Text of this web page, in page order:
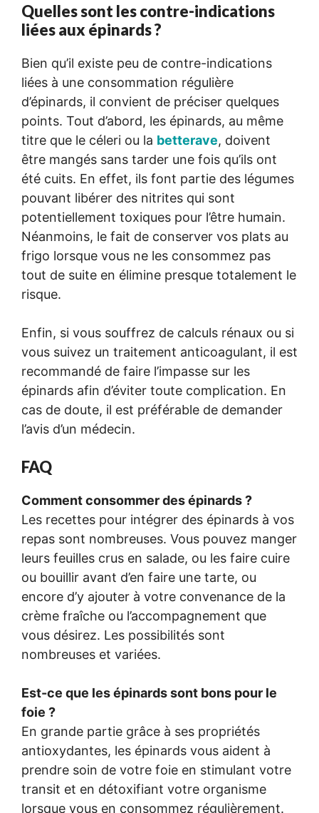
Quelles sont les contre-indications
liées aux épinards ?
Bien qu’il existe peu de contre-indications
liées à une consommation régulière
d’épinards, il convient de préciser quelques
points. Tout d’abord, les épinards, au même
titre que le céleri ou la betterave, doivent
être mangés sans tarder une fois qu’ils ont
été cuits. En effet, ils font partie des légumes
pouvant libérer des nitrites qui sont
potentiellement toxiques pour l’être humain.
Néanmoins, le fait de conserver vos plats au
frigo lorsque vous ne les consommez pas
tout de suite en élimine presque totalement le
risque.
Enfin, si vous souffrez de calculs rénaux ou si
vous suivez un traitement anticoagulant, il est
recommandé de faire l’impasse sur les
épinards afin d’éviter toute complication. En
cas de doute, il est préférable de demander
l’avis d’un médecin.
FAQ
Comment consommer des épinards ?
Les recettes pour intégrer des épinards à vos
repas sont nombreuses. Vous pouvez manger
leurs feuilles crus en salade, ou les faire cuire
ou bouillir avant d’en faire une tarte, ou
encore d’y ajouter à votre convenance de la
crème fraîche ou l’accompagnement que
vous désirez. Les possibilités sont
nombreuses et variées.
Est-ce que les épinards sont bons pour le
foie ?
En grande partie grâce à ses propriétés
antioxydantes, les épinards vous aident à
prendre soin de votre foie en stimulant votre
transit et en détoxifiant votre organisme
lorsque vous en consommez régulièrement.